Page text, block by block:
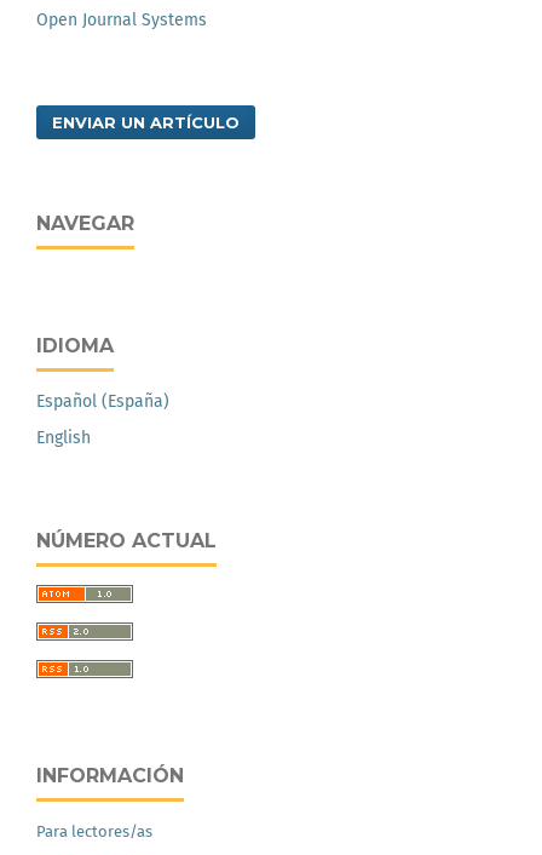
Open Journal Systems
ENVIAR UN ARTÍCULO
NAVEGAR
IDIOMA
Español (España)
English
NÚMERO ACTUAL
INFORMACIÓN
Para lectores/as